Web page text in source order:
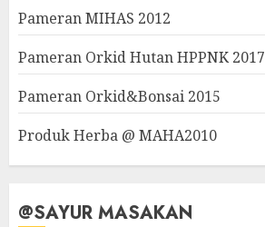
Pameran MIHAS 2012
Pameran Orkid Hutan HPPNK 2017
Pameran Orkid&Bonsai 2015
Produk Herba @ MAHA2010
@SAYUR MASAKAN